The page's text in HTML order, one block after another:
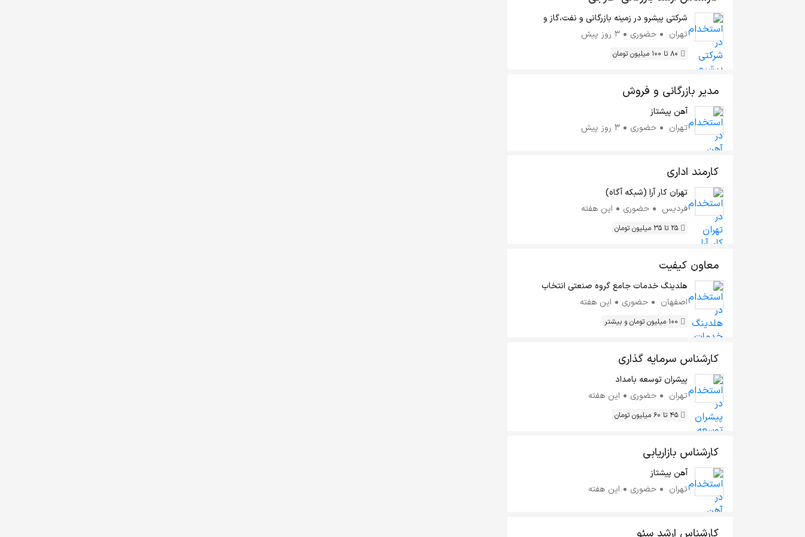
شرکتی پیشرو در زمینه بازرگانی و نفت،گاز و
پتروپالایشگاهی
تهران حضوری 3 روز پیش
80 تا 100 میلیون تومان
مدیر بازرگانی و فروش
آهن پیشتاز
تهران
حضوری 3 روز پیش
کارمند اداری
تهران کار آرا (شبکه آگاه)
فردیس
حضوری این هفته
25 تا 35 میلیون تومان
معاون کیفیت
هلدینگ خدمات جامع گروه صنعتی انتخاب
اصفهان
حضوری این هفته
100 میلیون تومان و بیشتر
کارشناس سرمایه گذاری
پیشران توسعه بامداد
تهران
حضوری این هفته
45 تا 60 میلیون تومان
کارشناس بازاریابی
آهن پیشتاز
تهران
حضوری این هفته
کارشناس ارشد سئو